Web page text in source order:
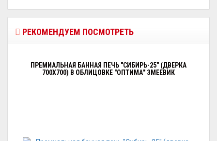
РЕКОМЕНДУЕМ ПОСМОТРЕТЬ
ПРЕМИАЛЬНАЯ БАННАЯ ПЕЧЬ "СИБИРЬ-25" (ДВЕРКА
700Х700) В ОБЛИЦОВКЕ "ОПТИМА" ЗМЕЕВИК